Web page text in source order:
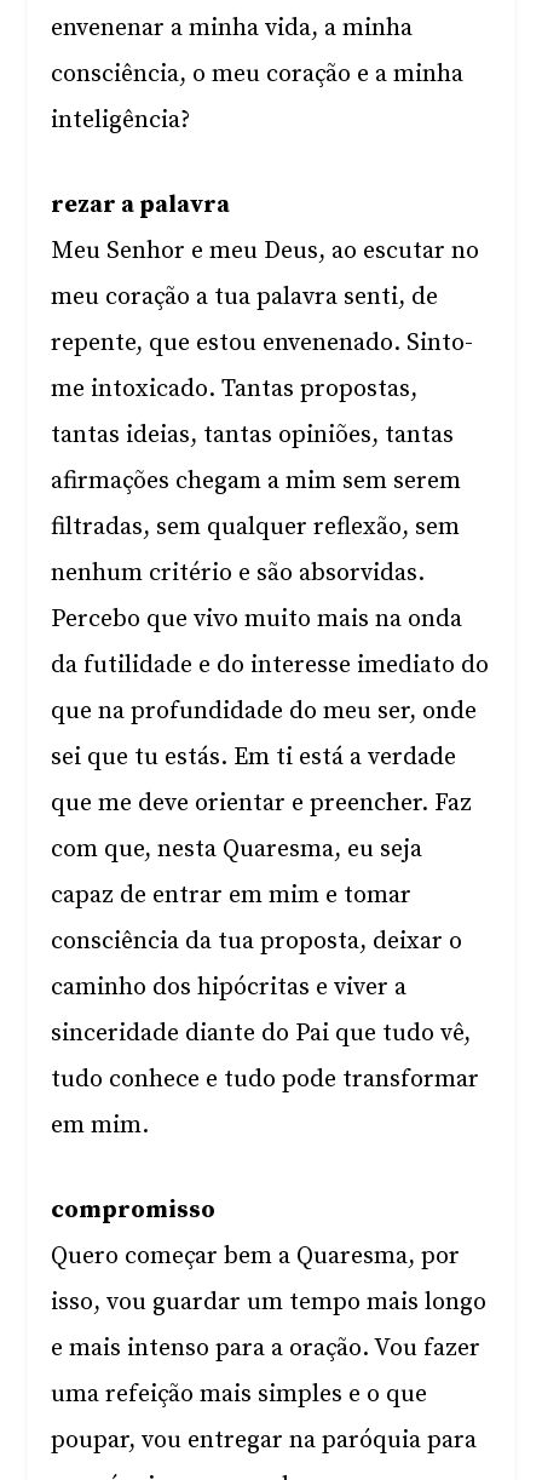
envenenar a minha vida, a minha
consciência, o meu coração e a minha
inteligência?
rezar a palavra
Meu Senhor e meu Deus, ao escutar no
meu coração a tua palavra senti, de
repente, que estou envenenado. Sinto-
me intoxicado. Tantas propostas,
tantas ideias, tantas opiniões, tantas
afirmações chegam a mim sem serem
filtradas, sem qualquer reflexão, sem
nenhum critério e são absorvidas.
Percebo que vivo muito mais na onda
da futilidade e do interesse imediato do
que na profundidade do meu ser, onde
sei que tu estás. Em ti está a verdade
que me deve orientar e preencher. Faz
com que, nesta Quaresma, eu seja
capaz de entrar em mim e tomar
consciência da tua proposta, deixar o
caminho dos hipócritas e viver a
sinceridade diante do Pai que tudo vê,
tudo conhece e tudo pode transformar
em mim.
compromisso
Quero começar bem a Quaresma, por
isso, vou guardar um tempo mais longo
e mais intenso para a oração. Vou fazer
uma refeição mais simples e o que
poupar, vou entregar na paróquia para